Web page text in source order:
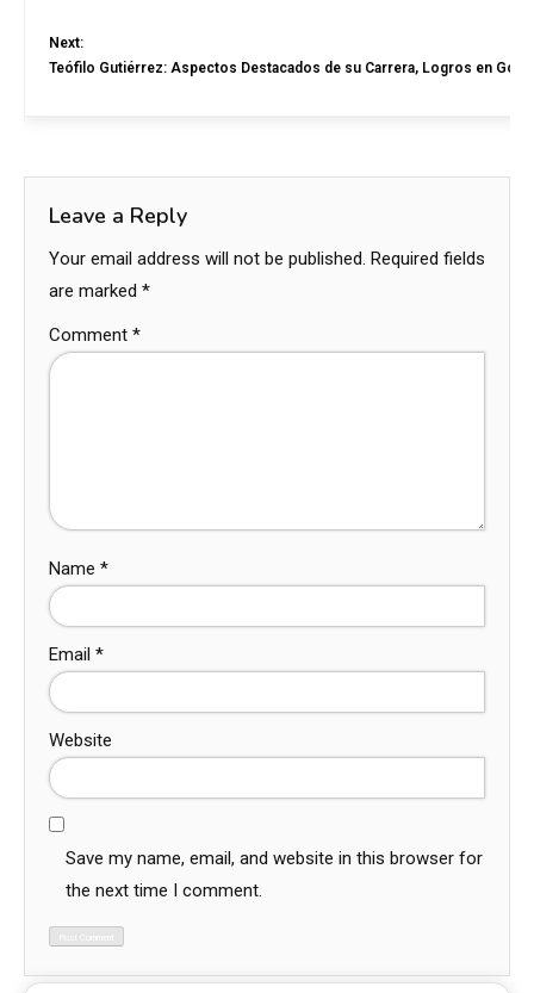
Next:
Teófilo Gutiérrez: Aspectos Destacados de su Carrera, Logros en
Leave a Reply
Your email address will not be published. Required fields
are marked *
Comment *
Name *
Email *
Website
Save my name, email, and website in this browser for
the next time I comment.